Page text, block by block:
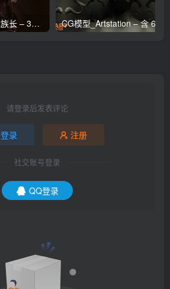
CG模型_伊莎贝尔女族长 – 3D 模型_CGART_模型下载
请登录后发表评论
登录 注册
社交账号登录
QQ登录